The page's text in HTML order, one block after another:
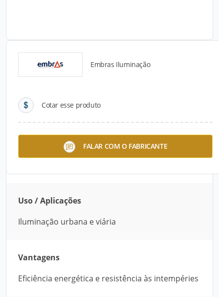
Embras Iluminação
Cotar esse produto
FALAR COM O FABRICANTE
Detalhes do produto
Descrição do Produto
Poste LED de 50W para ruas e avenidas,
garantindo eficiência energética e iluminação
Uso / Aplicações
Iluminação urbana e viária
Vantagens
Eficiência energética e resistência às intempéries